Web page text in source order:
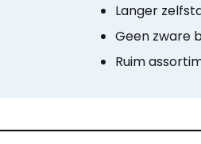
Langer
Geen zware
Ruim